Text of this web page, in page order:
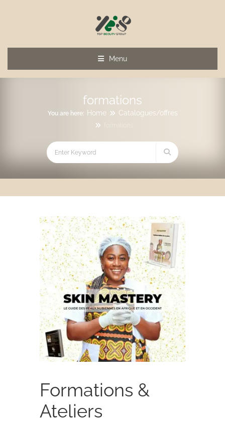
Menu
formations
You are here: Home Catalogues/offres
Formations &
Ateliers